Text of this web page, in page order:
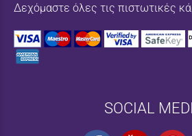
Δεχόμαστε όλες τις πιστωτικές
SOCIAL